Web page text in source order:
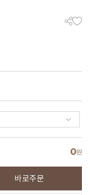
0원
바로주문